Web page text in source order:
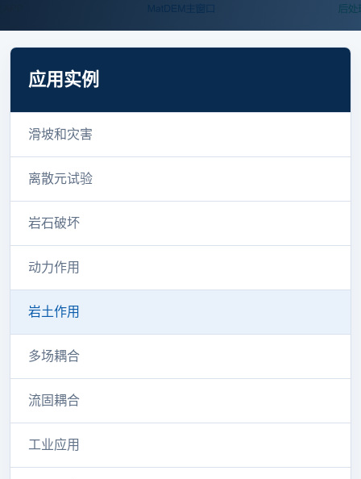
应用实例
滑坡和灾害
离散元试验
岩石破坏
动力作用
岩土作用
多场耦合
流固耦合
工业应用